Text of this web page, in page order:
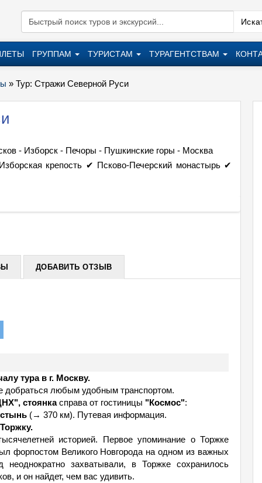
ГРУППАМ ТУРИСТАМ ТУРАГЕНТСТВАМ
» Тур: Стражи Северной Руси
- Изборск - Печоры - Пушкинские горы - Москва
крепость ✔ Псково-Печерский монастырь ✔
ДОБАВИТЬ ОТЗЫВ
тура в г. Москву.
добраться любым удобным транспортом.
стоянкасправа от гостиницы "Космос":
(→ 370 км). Путевая информация.
историей. Первое упоминание о Торжке
форпостом Великого Новгорода на одном из важных
захватывали, в Торжке сохранилось
и он найдет, чем вас удивить.